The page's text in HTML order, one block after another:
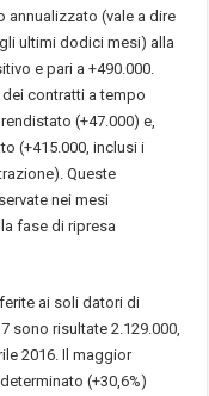
annualizzato (vale a dire
ultimi dodici mesi) alla
e pari a +490.000.
contratti a tempo
(+47.000) e,
(+415.000, inclusi i
Queste
nei mesi
fase di ripresa
ai soli datori di
sono risultate 2.129.000,
2016. Il maggior
(+30,6%)